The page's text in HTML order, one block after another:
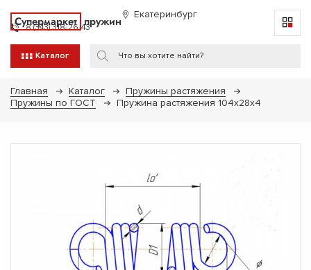
Супермаркет пружин Екатеринбург
8 (343) 318-26-43
Каталог
Главная Каталог
Пружины растяжения
Пружины по ГОСТ
Пружина растяжения 104х28х4